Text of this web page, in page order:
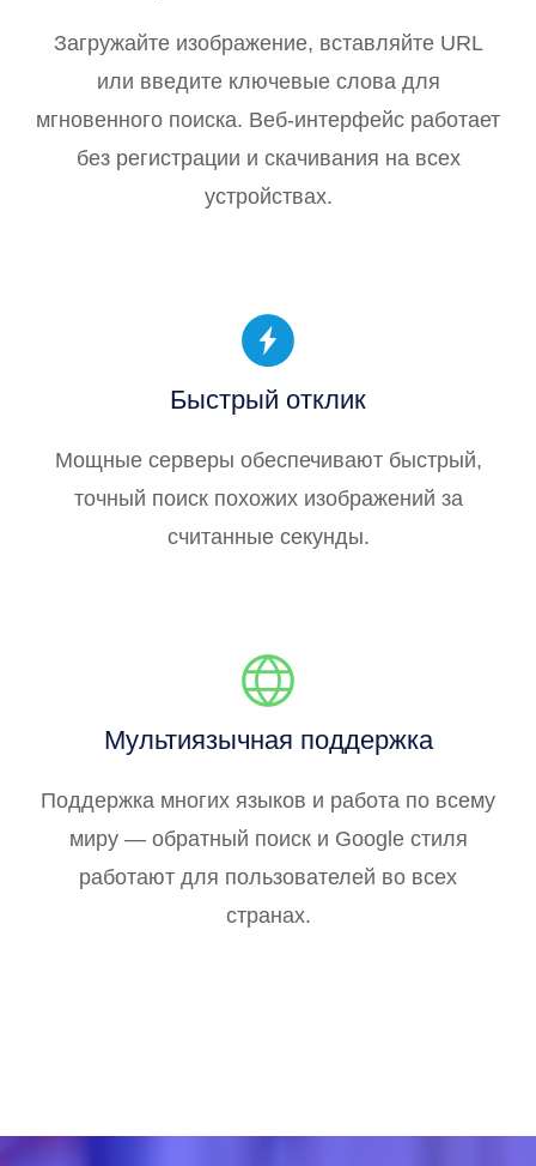
Загружайте изображение, вставляйте URL
или введите ключевые слова для
мгновенного поиска. Веб-интерфейс работает
без регистрации и скачивания на всех
устройствах.
Быстрый отклик
Мощные серверы обеспечивают быстрый,
точный поиск похожих изображений за
считанные секунды.
Мультиязычная поддержка
Поддержка многих языков и работа по всему
миру — обратный поиск и Google стиля
работают для пользователей во всех
странах.